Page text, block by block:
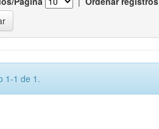
1-1 de 1.